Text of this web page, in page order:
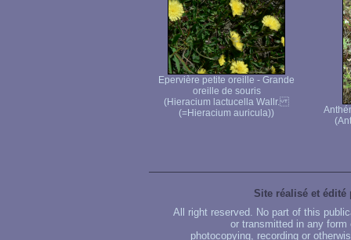
Epervière petite oreille - Grande
oreille de souris
(Hieracium lactucella Wallr.
(=Hieracium auricula))
Site réalisé et édité
All right reserved. No part of this
or transmitted in any
photocopying, recording or